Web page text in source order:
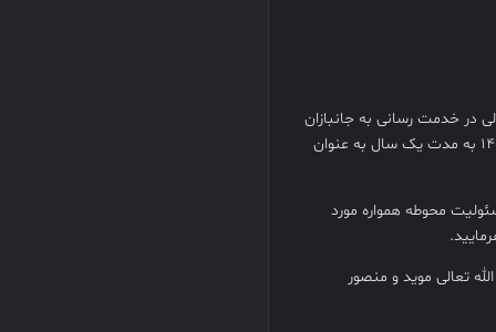
در خدمت رسانی به جانبازان
و ایثارگران معزز طی سال‌های گذشته به موجب این حکم از مورخ 1403/08/01 به مدت یک سال به عنوان
محوطه همواره مورد
تعالی موید و منصور